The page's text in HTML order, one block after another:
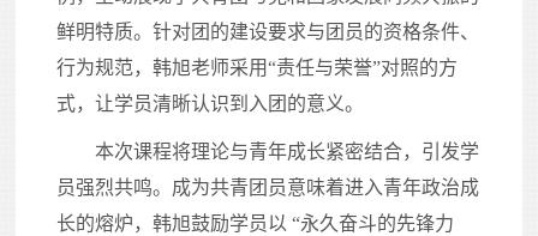
鲜明特质。针对团的建设要求与团员的资格条件、
行为规范，韩旭老师采用“责任与荣誉”对照的方
式，让学员清晰认识到入团的意义。
本次课程将理论与青年成长紧密结合，引发学
员强烈共鸣。成为共青团员意味着进入青年政治成
长的熔炉，韩旭鼓励学员以 “永久奋斗的先锋力